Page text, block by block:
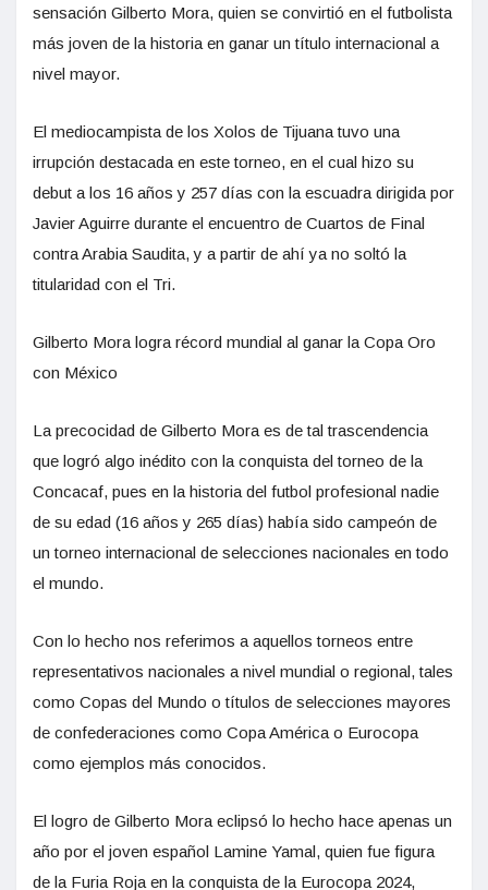
sensación Gilberto Mora, quien se convirtió en el futbolista
más joven de la historia en ganar un título internacional a
nivel mayor.
El mediocampista de los Xolos de Tijuana tuvo una
irrupción destacada en este torneo, en el cual hizo su
debut a los 16 años y 257 días con la escuadra dirigida por
Javier Aguirre durante el encuentro de Cuartos de Final
contra Arabia Saudita, y a partir de ahí ya no soltó la
titularidad con el Tri.
Gilberto Mora logra récord mundial al ganar la Copa Oro
con México
La precocidad de Gilberto Mora es de tal trascendencia
que logró algo inédito con la conquista del torneo de la
Concacaf, pues en la historia del futbol profesional nadie
de su edad (16 años y 265 días) había sido campeón de
un torneo internacional de selecciones nacionales en todo
el mundo.
Con lo hecho nos referimos a aquellos torneos entre
representativos nacionales a nivel mundial o regional, tales
como Copas del Mundo o títulos de selecciones mayores
de confederaciones como Copa América o Eurocopa
como ejemplos más conocidos.
El logro de Gilberto Mora eclipsó lo hecho hace apenas un
año por el joven español Lamine Yamal, quien fue figura
de la Furia Roja en la conquista de la Eurocopa 2024,